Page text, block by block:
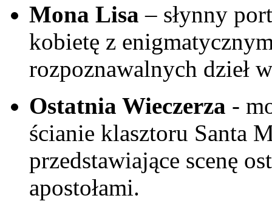
Mona Lisa – słynny
kobietę z
rozpoznawalnych dzieł
Ostatnia Wieczerza ⁢-
ścianie klasztoru Santa
przedstawiające scenę⁢
apostołami.